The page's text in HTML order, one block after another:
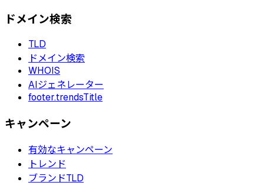
ドメイン検索
TLD
ドメイン検索
WHOIS
AIジェネレーター
footer.trendsTitle
キャンペーン
有効なキャンペーン
トレンド
ブランドTLD